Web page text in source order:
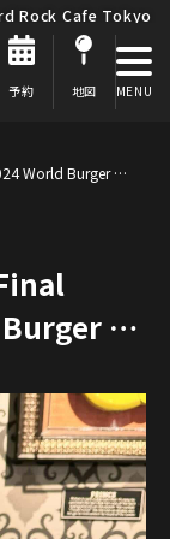
Rock Cafe Tokyo
予約 地図
World Burger …
Burger …